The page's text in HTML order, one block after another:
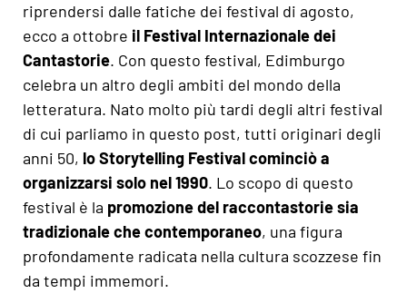
riprendersi dalle fatiche dei festival di agosto,
ecco a ottobre il Festival Internazionale dei
Cantastorie. Con questo festival, Edimburgo
celebra un altro degli ambiti del mondo della
letteratura. Nato molto più tardi degli altri festival
di cui parliamo in questo post, tutti originari degli
anni 50, lo Storytelling Festival cominciò a
organizzarsi solo nel 1990. Lo scopo di questo
festival è la promozione del raccontastorie sia
tradizionale che contemporaneo, una figura
profondamente radicata nella cultura scozzese fin
da tempi immemori.